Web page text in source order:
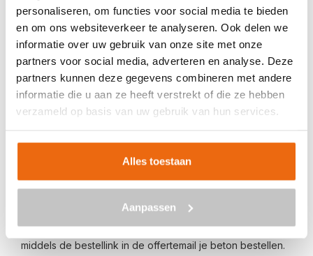
personaliseren, om functies voor social media te bieden
en om ons websiteverkeer te analyseren. Ook delen we
informatie over uw gebruik van onze site met onze
partners voor social media, adverteren en analyse. Deze
partners kunnen deze gegevens combineren met andere
informatie die u aan ze heeft verstrekt of die ze hebben
verzameld op basis van uw gebruik van hun services.
Alles toestaan
Aanpassen
BETON BESTELLEN IN SOMEREN
Ben je op zoek naar een leverancier bij jou in de buurt die
goedkoop beton kan storten in Someren? Dan ben je bij
ons aan het juiste adres. Wij bezorgen kant-en-klaar
in Someren bestellen is eenvoudig: vraag vrijblijvend een
type beton, de optionele keuze voor een betonpomp en
je e-mailadres in en ontvang binnen enkele seconden een
gerichte prijs per e-mail voor Someren. Aansluitend kun je
middels de bestellink in de offertemail je beton bestellen.